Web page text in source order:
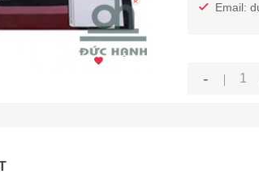
2.453 thích
Email:
-